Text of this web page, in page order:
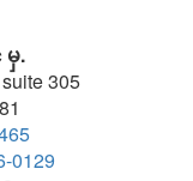
မှ.
305
0129